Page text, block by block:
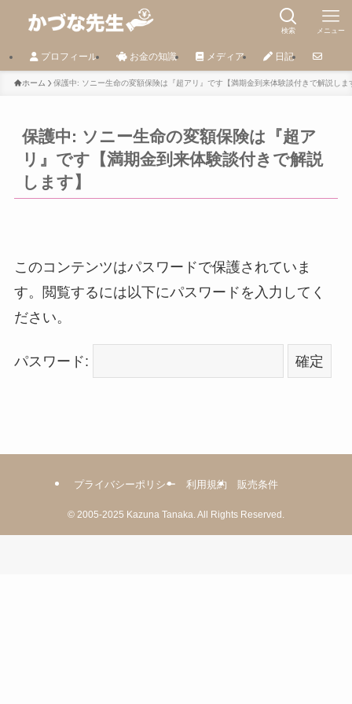
検索 メニュー
プロフィール お金の知識 メディア 日記
ホーム 保護中: ソニー生命の変額保険は『超アリ』です【満期金到来体験談付きで解説しま
保護中: ソニー生命の変額保険は『超ア
リ』です【満期金到来体験談付きで解説
します】
このコンテンツはパスワードで保護されていま
す。閲覧するには以下にパスワードを入力してく
ださい。
パスワード:
プライバシーポリシー 利用規約 販売条件
© 2005-2025 Kazuna Tanaka.All Rights Reserved.